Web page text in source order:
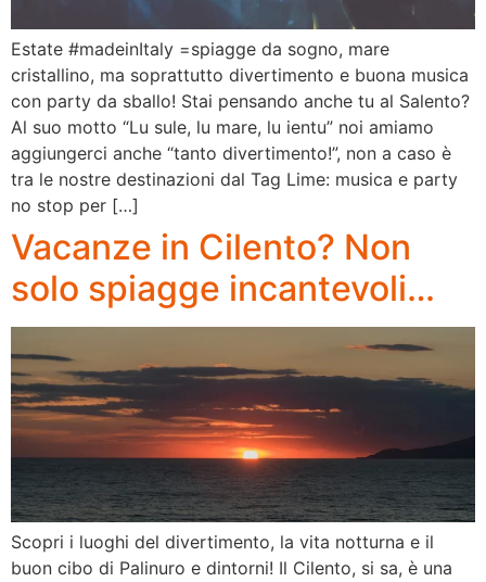
Estate #madeinItaly =spiagge da sogno, mare
cristallino, ma soprattutto divertimento e buona musica
con party da sballo! Stai pensando anche tu al Salento?
Al suo motto “Lu sule, lu mare, lu ientu” noi amiamo
aggiungerci anche “tanto divertimento!”, non a caso è
tra le nostre destinazioni dal Tag Lime: musica e party
no stop per […]
Vacanze in Cilento? Non
solo spiagge incantevoli…
Scopri i luoghi del divertimento, la vita notturna e il
buon cibo di Palinuro e dintorni! Il Cilento, si sa, è una